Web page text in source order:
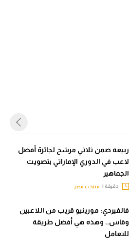
ربيعة ضمن ثلاثي مرشح لجائزة أفضل
لاعب في الدوري الإماراتي بتصويت
الجماهير
دقيقة | منتخب مصر
فالفيردي: مورينيو قريب من اللاعبين
وقاس.. وهذه هي أفضل طريقة
للتعامل